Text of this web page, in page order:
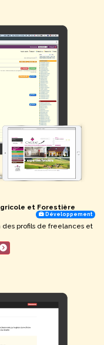
et Forestière
Développement
profils de freelances et